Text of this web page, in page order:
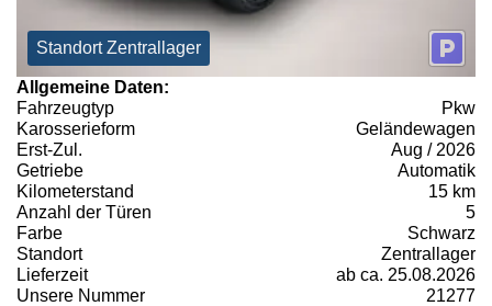
Standort Zentrallager
Allgemeine Daten:
Fahrzeugtyp
Pkw
Karosserieform
Geländewagen
Erst-Zul.
Aug / 2026
Getriebe
Automatik
Kilometerstand
15 km
Anzahl der Türen
5
Farbe
Schwarz
Standort
Zentrallager
Lieferzeit
ab ca. 25.08.2026
Unsere Nummer
21277